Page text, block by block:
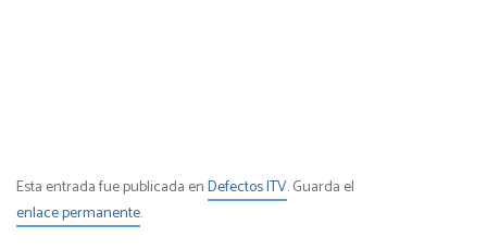
Esta entrada fue publicada enDefectos ITV. Guarda el
enlace permanente.